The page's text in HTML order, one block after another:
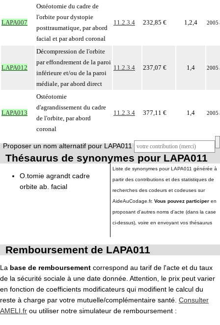
LAPA007
Ostéotomie du cadre de
l'orbite pour dystopie
posttraumatique, par abord
facial et par abord coronal
11.2.3.4 232,85 € 1,2,4 2005
LAPA012
Décompression de l'orbite
par effondrement de la paroi
inférieure et/ou de la paroi
médiale, par abord direct
11.2.3.4 237,07 € 1,4 2005
LAPA013
Ostéotomie
d'agrandissement du cadre
de l'orbite, par abord
coronal
11.2.3.4 377,11 € 1,4 2005
Proposer un nom alternatif pour LAPA011
Thésaurus de synonymes pour LAPA011
O.tomie agrandt cadre
orbite ab. facial
Liste de synonymes pour LAPA011 générée à
partir des contributions et des statistiques de
recherches des codeurs et codeuses sur
AideAuCodage.fr. Vous pouvez participer en
proposant d'autres noms d'acte (dans la case
ci-dessus), voire en envoyant vos thésaurus
Remboursement de LAPA011
La base de remboursement correspond au tarif de l'acte et du taux
de la sécurité sociale à une date donnée. Attention, le prix peut varier
en fonction de coefficients modificateurs qui modifient le calcul du
reste à charge par votre mutuelle/complémentaire santé. Consulter
AMELI.fr ou utiliser notre simulateur de remboursement :